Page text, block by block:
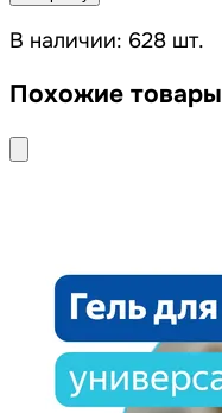
В наличии: 628 шт.
Похожие товары